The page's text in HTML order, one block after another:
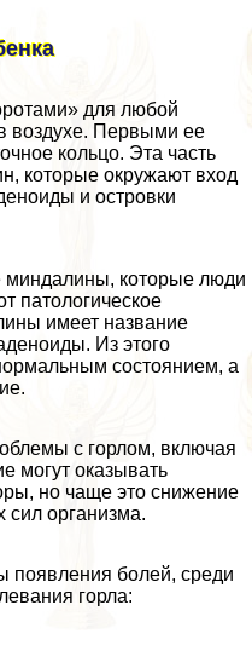
для любой
воздухе. Первыми ее
кольцо. Эта часть
которые окружают вход
и островки
которые люди
патологическое
имеет название
Из этого
состоянием, а
с горлом, включая
могут оказывать
но чаще это снижение
организма.
появления болей, среди
горла: